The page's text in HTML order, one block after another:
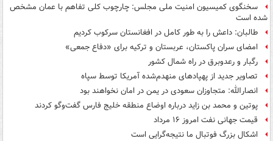
سخنگوی کمیسیون امنیت ملی مجلس: چارچوب کلی تفاهم با عمان مشخص
شده است
طالبان: داعش را به طور کامل در افغانستان سرکوب کردیم
امضای سران پاکستان، عربستان و ترکیه برای «دفاع جمعی»
رگبار و رعدوبرق در راه شمال کشور
تصاویر جدید از پهپادهای منهدم‌شده آمریکا توسط سپاه
انصارالله: متجاوزان سعودی در یمن در امان نخواهند بود
پوتین و محمد بن زاید درباره اوضاع منطقه خلیج فارس گفت‌وگو کردند
قیمت جهانی نفت امروز ۱۶ مرداد
اشکال بزرگ فوتبال ما نتیجه‌گرایی است